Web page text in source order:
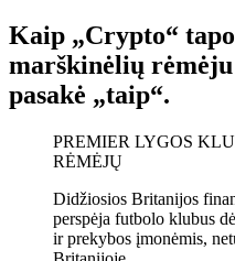
Kaip „Crypto“
marškinėlių
pasakė „taip“.
PREMIER LYGOS
RĖMĖJŲ
Didžiosios Britanijos
perspėja futbolo klubus
ir prekybos įmonėmis,